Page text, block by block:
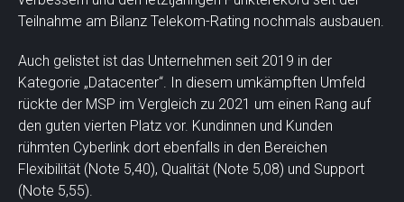
Teilnahme am Bilanz Telekom-Rating nochmals ausbauen.
Auch gelistet ist das Unternehmen seit 2019 in der
Kategorie „Datacenter“. In diesem umkämpften Umfeld
rückte der MSP im Vergleich zu 2021 um einen Rang auf
den guten vierten Platz vor. Kundinnen und Kunden
rühmten Cyberlink dort ebenfalls in den Bereichen
Flexibilität (Note 5,40), Qualität (Note 5,08) und Support
(Note 5,55).